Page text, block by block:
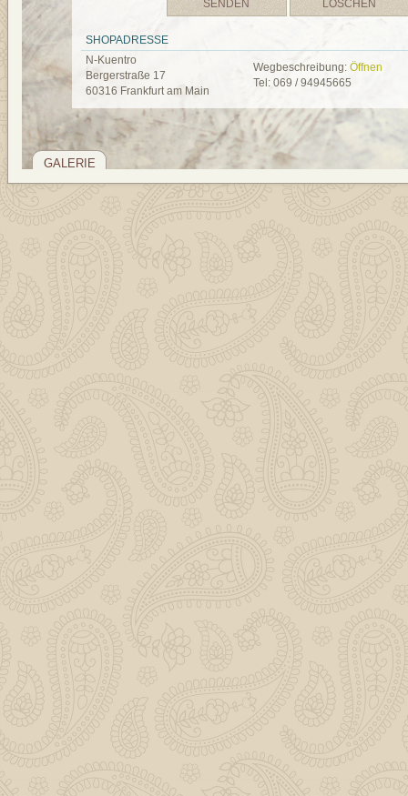
SHOPADRESSE
N-Kuentro
Bergerstraße 17
60316 Frankfurt am Main
Wegbeschreibung: Öffnen
Tel: 069 / 94945665
GALERIE